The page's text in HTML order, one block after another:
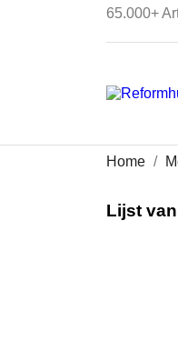
65.000+
Home
Lijst